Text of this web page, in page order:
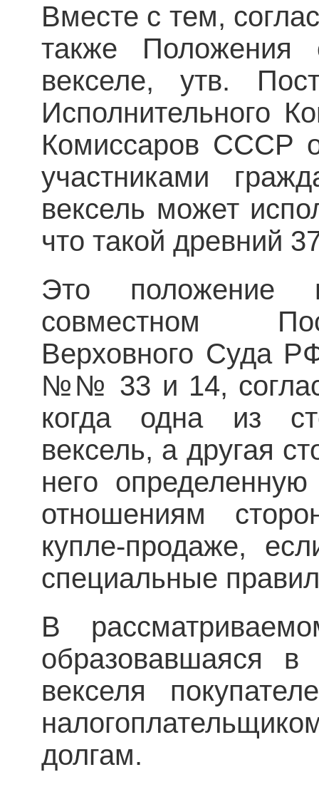
Вместе с тем,
также
векселе, утв.
Исполнительного
Комиссаров СССР
участниками
вексель может
что такой древний
Это
совместном
Верховного Суда
№№ 33 и 14,
когда одна из
вексель, а другая
него
отношениям
купле-продаже,
специальные
В
образовавшаяся в
векселя
долгам.